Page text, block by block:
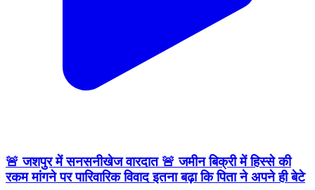
🚨 जशपुर में सनसनीखेज वारदात 🚨 जमीन बिक्री में हिस्से की
रकम मांगने पर पारिवारिक विवाद इतना बढ़ा कि पिता ने अपने ही बेटे